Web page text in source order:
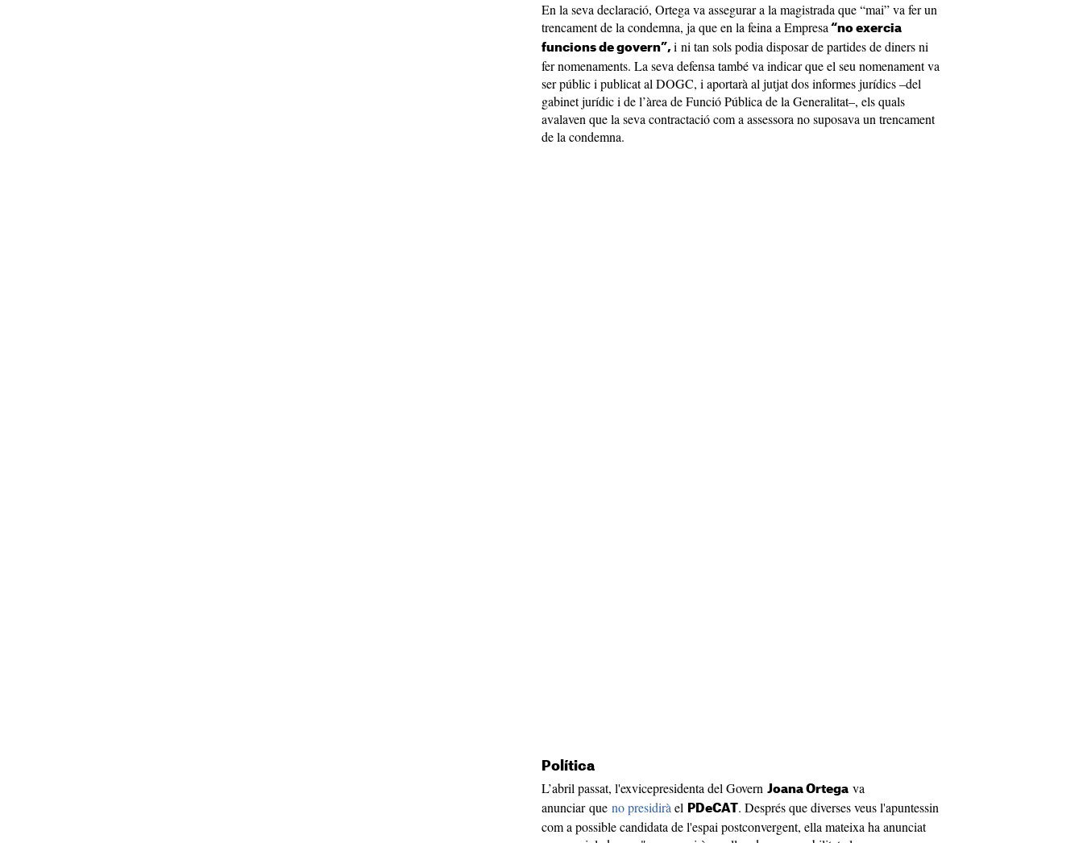
En la seva declaració, Ortega va assegurar a la magistrada que “mai” va fer un
trencament de la condemna, ja que en la feina a Empresa “no exercia
funcions de govern”, i ni tan sols podia disposar de partides de diners ni
fer nomenaments. La seva defensa també va indicar que el seu nomenament va
ser públic i publicat al DOGC, i aportarà al jutjat dos informes jurídics –del
gabinet jurídic i de l’àrea de Funció Pública de la Generalitat–, els quals
avalaven que la seva contractació com a assessora no suposava un trencament
de la condemna.
Política
L’abril passat, l'exvicepresidenta del Govern Joana Ortega va
anunciar que no presidirà el PDeCAT . Després que diverses veus l'apuntessin
com a possible candidata de l'espai postconvergent, ella mateixa ha anunciat